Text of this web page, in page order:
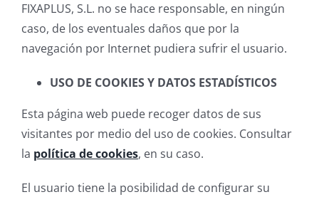
FIXAPLUS, S.L. no se hace responsable, en ningún
caso, de los eventuales daños que por la
navegación por Internet pudiera sufrir el usuario.
USO DE COOKIES Y DATOS ESTADÍSTICOS
Esta página web puede recoger datos de sus
visitantes por medio del uso de cookies. Consultar
la política de cookies, en su caso.
El usuario tiene la posibilidad de configurar su